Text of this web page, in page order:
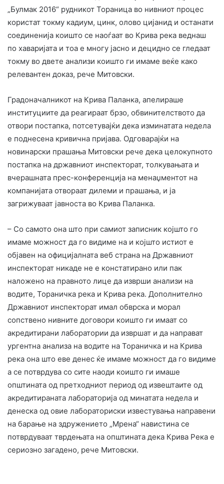
„Булмак 2016“ рудникот Тораница во нивниот процес
користат токму кадиум, цинк, олово цијанид и останати
соединенија коишто се наоѓаат во Крива река веднаш
по хаваријата и тоа е многу јасно и децидно се гледаат
токму во двете анализи коишто ги имаме веќе како
релевантен доказ, рече Митовски.
Градоначалникот на Крива Паланка, апелираше
институциите да реагираат брзо, обвинителството да
отвори постапка, потсетувајќи дека изминатата недела
е поднесена кривична пријава. Одговарајќи на
новинарски прашања Митовски рече дека целокупното
постапка на државниот инспекторат, толкувањата и
вчерашната прес-конференција на менаџментот на
компанијата отвораат дилеми и прашања, и ја
загрижуваат јавноста во Крива Паланка.
– Со самото она што при самиот записник којшто го
имаме можност да го видиме на и којшто истиот е
објавен на официјалната веб страна на Државниот
инспекторат никаде не е констатирано или пак
наложено на правното лице да изврши анализи на
водите, Тораничка река и Крива река. Дополнително
Државниот инспекторат имал обврска и морал
сопствено нивните договори коишто ги имаат со
акредитирани лаборатории да извршат и да направат
ургентна анализа на водите на Тораничка и на Крива
река она што еве денес ќе имаме можност да го видиме
а се потврдува со сите наоди коишто ги имаше
општината од претходниот период од извештаите од
акредитираната лабораторија од минатата недела и
денеска од овие лабораториски известувања направени
на барање на здружението „Мрена“ навистина се
потврдуваат тврдењата на општината дека Крива Река е
сериозно загадено, рече Митовски.